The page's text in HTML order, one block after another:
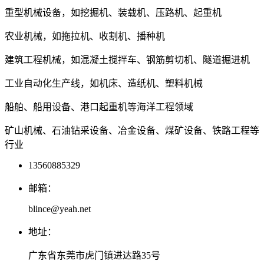
重型机械设备，如挖掘机、装载机、压路机、起重机
农业机械，如拖拉机、收割机、播种机
建筑工程机械，如混凝土搅拌车、钢筋剪切机、隧道掘进机
工业自动化生产线，如机床、造纸机、塑料机械
船舶、船用设备、港口起重机等海洋工程领域
矿山机械、石油钻采设备、冶金设备、煤矿设备、铁路工程等
行业
13560885329
邮箱：
blince@yeah.net
地址：
广东省东莞市虎门镇进达路35号